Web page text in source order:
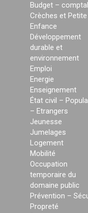
Budget –
Crèches et Petite
Enfance
Développement
durable et
environnement
Emploi
Energie
Enseignement
État civil –
– Etrangers
Jeunesse
Jumelages
Logement
Mobilité
Occupation
temporaire du
domaine public
Prévention –
Propreté